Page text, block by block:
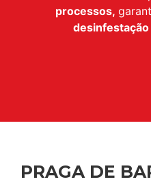
processos,
desinfestação
PRAGA DE